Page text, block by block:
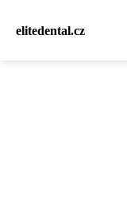
elitedental.cz